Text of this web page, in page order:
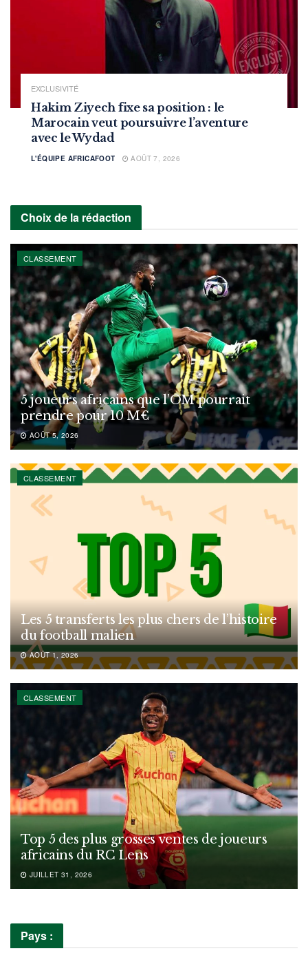
EXCLUSIVITÉ
Hakim Ziyech fixe sa position : le
Marocain veut poursuivre l’aventure
avec le Wydad
L'ÉQUIPE AFRICAFOOT AOÛT 7, 2026
Choix de la rédaction
CLASSEMENT
5 joueurs africains que l’OM pourrait
prendre pour 10 M€
AOÛT 5, 2026
CLASSEMENT
Les 5 transferts les plus chers de l’histoire
du football malien
AOÛT 1, 2026
CLASSEMENT
Top 5 des plus grosses ventes de joueurs
africains du RC Lens
JUILLET 31, 2026
Pays :